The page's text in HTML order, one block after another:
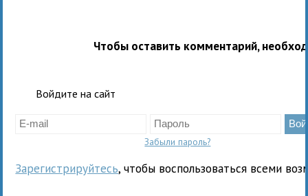
Чтобы оставить комментарий,
Войдите на сайт
Забыли пароль?
Зарегистрируйтесь, чтобы воспользоваться всеми